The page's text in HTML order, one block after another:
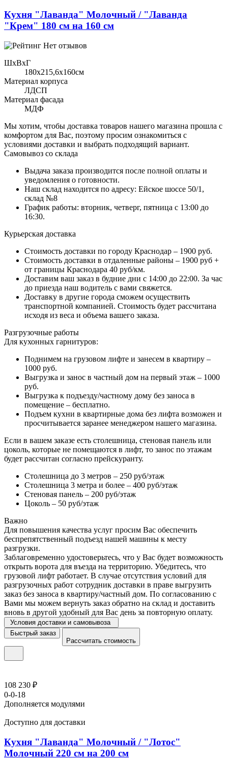
Кухня "Лаванда" Молочный / "Лаванда
"Крем" 180 см на 160 см
Нет отзывов
ШхВхГ
180x215,6х160см
Материал корпуса
ЛДСП
Материал фасада
МДФ
Мы хотим, чтобы доставка товаров нашего магазина прошла с
комфортом для Вас, поэтому просим ознакомиться с
условиями доставки и выбрать подходящий вариант.
Самовывоз со склада
Выдача заказа производится после полной оплаты и
уведомления о готовности.
Наш склад находится по адресу: Ейское шоссе 50/1,
склад №8
График работы: вторник, четверг, пятница с 13:00 до
16:30.
Курьерская доставка
Стоимость доставки по городу Краснодар – 1900 руб.
Стоимость доставки в отдаленные районы – 1900 руб +
от границы Краснодара 40 руб/км.
Доставим ваш заказ в будние дни с 14:00 до 22:00. За час
до приезда наш водитель с вами свяжется.
Доставку в другие города сможем осуществить
транспортной компанией. Стоимость будет рассчитана
исходя из веса и объема вашего заказа.
Разгрузочные работы
Для кухонных гарнитуров:
Поднимем на грузовом лифте и занесем в квартиру –
1000 руб.
Выгрузка и занос в частный дом на первый этаж – 1000
руб.
Выгрузка к подъезду/частному дому без заноса в
помещение – бесплатно.
Подъем кухни в квартирные дома без лифта возможен и
просчитывается заранее менеджером нашего магазина.
Если в вашем заказе есть столешница, стеновая панель или
цоколь, которые не помещаются в лифт, то занос по этажам
будет рассчитан согласно прейскуранту.
Столешница до 3 метров – 250 руб/этаж
Столешница 3 метра и более – 400 руб/этаж
Стеновая панель – 200 руб/этаж
Цоколь – 50 руб/этаж
Важно
Для повышения качества услуг просим Вас обеспечить
беспрепятственный подъезд нашей машины к месту
разгрузки.
Заблаговременно удостоверьтесь, что у Вас будет возможность
открыть ворота для въезда на территорию. Убедитесь, что
грузовой лифт работает. В случае отсутствия условий для
разгрузочных работ сотрудник доставки в праве выгрузить
заказ без заноса в квартиру/частный дом. По согласованию с
Вами мы можем вернуть заказ обратно на склад и доставить
вновь в другой удобный для Вас день за повторную оплату.
Условия доставки и самовывоза
Быстрый заказ
Рассчитать стоимость
108 230 ₽
0-0-18
Дополняется модулями
Доступно для доставки
Кухня "Лаванда" Молочный / "Лотос"
Молочный 220 см на 200 см